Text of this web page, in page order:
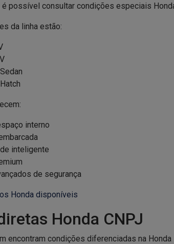
é possível consultar condições especiais
da linha estão:
interno
inteligente
de segurança
Honda disponíveis
Honda CNPJ
encontram condições diferenciadas na Honda